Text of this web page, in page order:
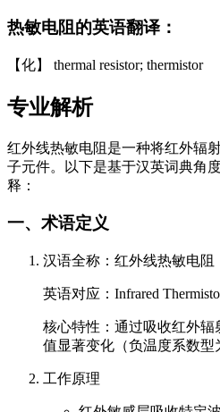
热敏电阻的英语翻译：
【化】 thermal resistor; thermistor
专业解析
红外线热敏电阻是一种将红外辐
子元件。以下是基于汉英词典角
释：
一、术语定义
汉语全称：红外线热敏电阻
英语对应：Infrared
核心特性：通过吸收红外辐
值显著变化（负温度系数型
工作原理